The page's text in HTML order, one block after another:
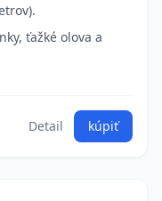
ťažké olova a
Detail kúpiť